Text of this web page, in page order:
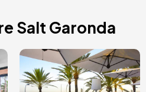
Salt Garonda
Afbeelding